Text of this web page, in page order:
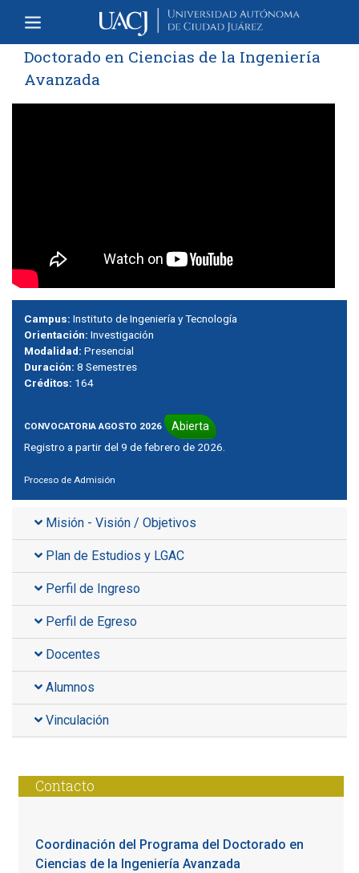
Doctorado en Ciencias de la Ingeniería
Avanzada
Campus: Instituto de Ingeniería y Tecnología
Orientación: Investigación
Modalidad: Presencial
Duración: 8 Semestres
Créditos: 164
CONVOCATORIA AGOSTO 2026
Abierta
Registro a partir del 9 de febrero de 2026.
Proceso de Admisión
Misión - Visión / Objetivos
Plan de Estudios y LGAC
Perfil de Ingreso
Perfil de Egreso
Docentes
Alumnos
Vinculación
Contacto
Coordinación del Programa del Doctorado en
Ciencias de la Ingeniería Avanzada